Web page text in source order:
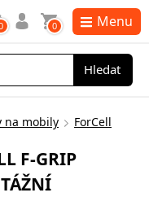
Hledat
0 Menu
na mobily ForCell
F-GRIP